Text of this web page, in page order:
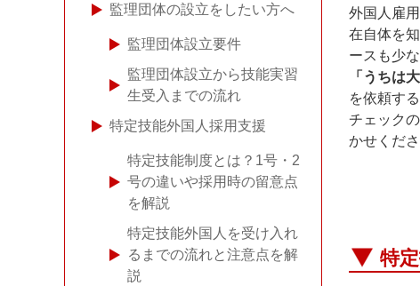
外国人雇
在自体を
ースも少
「うちは
を依頼す
チェック
かせくださ
特
監理団体の設立をしたい方へ
監理団体設立要件
監理団体設立から技能実習
生受入までの流れ
特定技能外国人採用支援
特定技能制度とは？1号・2
号の違いや採用時の留意点
を解説
特定技能外国人を受け入れ
るまでの流れと注意点を解
説